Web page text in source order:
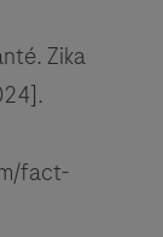
Zika
fact-